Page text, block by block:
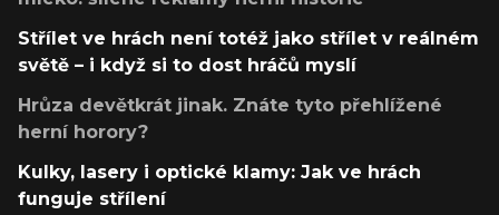
Střílet ve hrách není totéž jako střílet v reálném
světě – i když si to dost hráčů myslí
Hrůza devětkrát jinak. Znáte tyto přehlížené
herní horory?
Kulky, lasery i optické klamy: Jak ve hrách
funguje střílení